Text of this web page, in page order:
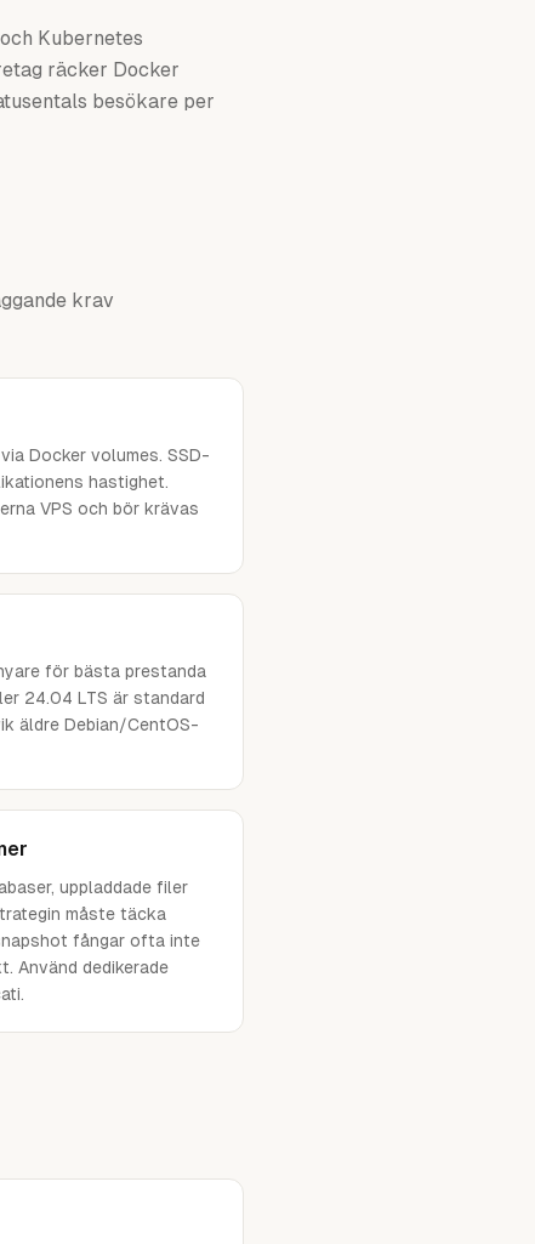
Kubernetes
räcker Docker
besökare per
krav
Docker volumes. SSD-
hastighet.
VPS och bör krävas
för bästa prestanda
24.04 LTS är standard
äldre Debian/CentOS-
uppladdade filer
måste täcka
fångar ofta inte
Använd dedikerade